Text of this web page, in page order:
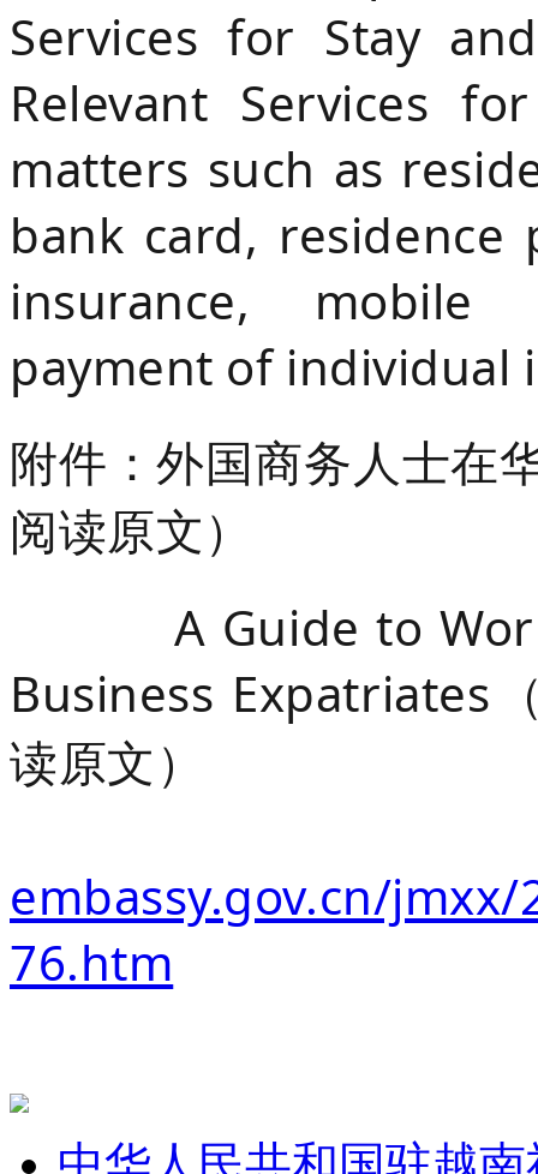
Services for Stay
Relevant Services
matters such as
bank card,
insurance, mobile
payment of individual
附件：外国商务人士在
阅读原文）
A Guide to
Business Expatriates
读原文）
embassy.gov.cn/
76.htm
中华人民共和国驻越